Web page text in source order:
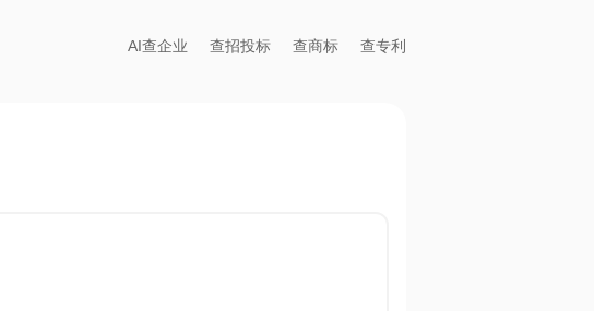
AI查企业 查招投标 查商标 查专利